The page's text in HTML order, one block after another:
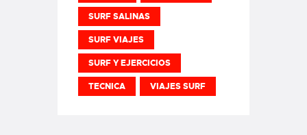
SURF SALINAS
SURF VIAJES
SURF Y EJERCICIOS
TECNICA VIAJES SURF